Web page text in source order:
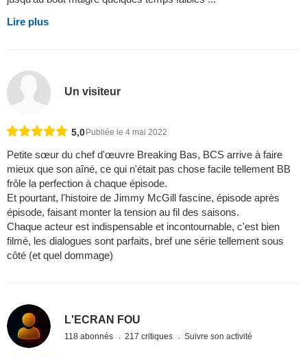
Lire plus
Un visiteur
5,0Publiée le 4 mai 2022
Petite sœur du chef d'œuvre Breaking Bas, BCS arrive à faire
mieux que son aîné, ce qui n'était pas chose facile tellement BB
frôle la perfection à chaque épisode.
Et pourtant, l'histoire de Jimmy McGill fascine, épisode après
épisode, faisant monter la tension au fil des saisons.
Chaque acteur est indispensable et incontournable, c'est bien
filmé, les dialogues sont parfaits, bref une série tellement sous
côté (et quel dommage)
L'ECRAN FOU
118 abonnés 217 critiques Suivre son activité